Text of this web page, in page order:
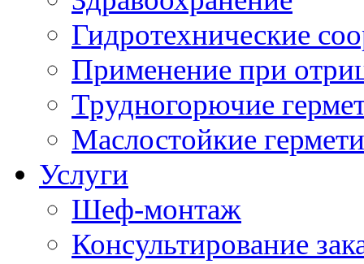
Гидротехнические
Применение при
Трудногорючие
Маслостойкие
Услуги
Шеф-монтаж
Консультирование